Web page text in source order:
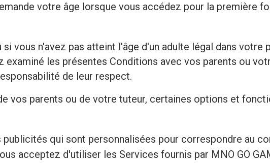
votre âge lorsque vous accédez pour la première
vous n'avez pas atteint l'âge d'un adulte légal dans votre
examiné les présentes Conditions avec vos parents ou
de leur respect.
vos parents ou de votre tuteur, certaines options et
qui sont personnalisées pour correspondre au
acceptez d'utiliser les Services fournis par MNO GO